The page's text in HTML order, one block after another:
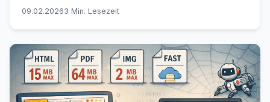
bleiben Nutzer immer länger innerhalb der Google-
dann über zusätzliche Karten, bevor überhaupt ein
externer Klick möglich ist. Für Websitebetreiber
bedeutet das: Selbst gute Rankings bringen weniger
Traffic, und klassischer SEO-Content verliert spürbar an
Wirkung.
09.02.20263 Min. Lesezeit